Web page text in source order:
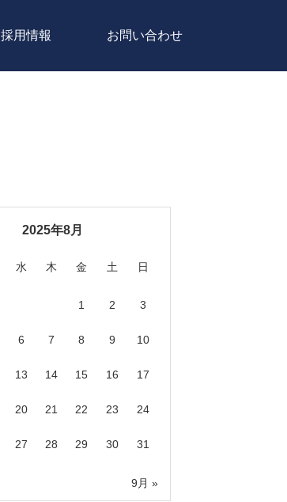
採用情報 お問い合わせ
2025年8月
水 木 金 土 日
1 2 3
6 7 8 9 10
13 14 15 16 17
20 21 22 23 24
27 28 29 30 31
9月 »